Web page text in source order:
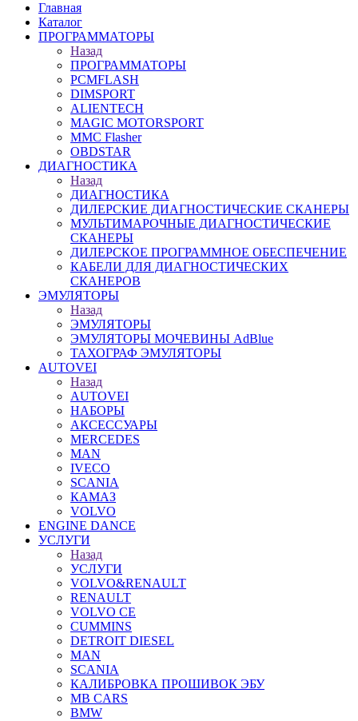
Главная
Каталог
ПРОГРАММАТОРЫ
Назад
ПРОГРАММАТОРЫ
PCMFLASH
DIMSPORT
ALIENTECH
MAGIC MOTORSPORT
MMC Flasher
OBDSTAR
ДИАГНОСТИКА
Назад
ДИАГНОСТИКА
ДИЛЕРСКИЕ ДИАГНОСТИЧЕСКИЕ СКАНЕРЫ
МУЛЬТИМАРОЧНЫЕ ДИАГНОСТИЧЕСКИЕ
СКАНЕРЫ
ДИЛЕРСКОЕ ПРОГРАММНОЕ ОБЕСПЕЧЕНИЕ
КАБЕЛИ ДЛЯ ДИАГНОСТИЧЕСКИХ
СКАНЕРОВ
ЭМУЛЯТОРЫ
Назад
ЭМУЛЯТОРЫ
ЭМУЛЯТОРЫ МОЧЕВИНЫ АdBlue
ТАХОГРАФ ЭМУЛЯТОРЫ
AUTOVEI
Назад
AUTOVEI
НАБОРЫ
АКСЕССУАРЫ
MERCEDES
MAN
IVECO
SCANIA
КАМАЗ
VOLVO
ENGINE DANCE
УСЛУГИ
Назад
УСЛУГИ
VOLVO&RENAULT
RENAULT
VOLVO CE
CUMMINS
DETROIT DIESEL
MAN
SCANIA
КАЛИБРОВКА ПРОШИВОК ЭБУ
MB CARS
BMW